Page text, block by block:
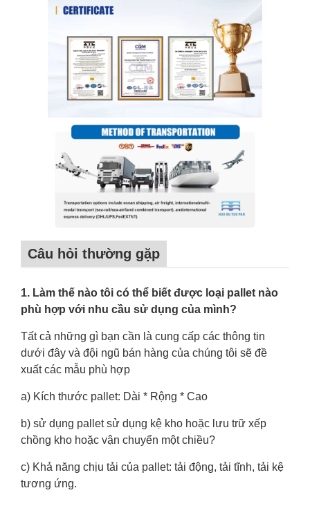
Câu hỏi thường gặp
1. Làm thế nào tôi có thể biết được loại pallet nào
phù hợp với nhu cầu sử dụng của mình?
Tất cả những gì bạn cần là cung cấp các thông tin
dưới đây và đội ngũ bán hàng của chúng tôi sẽ đề
xuất các mẫu phù hợp
a) Kích thước pallet: Dài * Rộng * Cao
b) sử dụng pallet sử dụng kệ kho hoặc lưu trữ xếp
chồng kho hoặc vận chuyển một chiều?
c) Khả năng chịu tải của pallet: tải động, tải tĩnh, tải kệ
tương ứng.